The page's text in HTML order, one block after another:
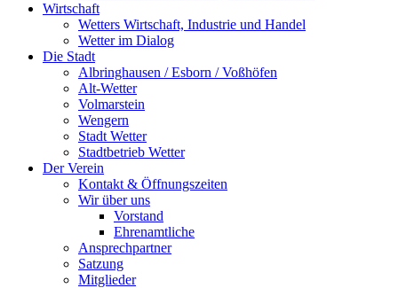
Wirtschaft
Wetters Wirtschaft, Industrie und Handel
Wetter im Dialog
Die Stadt
Albringhausen / Esborn / Voßhöfen
Alt-Wetter​
Volmarstein
Wengern
Stadt Wetter
Stadtbetrieb Wetter
Der Verein
Kontakt & Öffnungszeiten
Wir über uns
Vorstand
Ehrenamtliche
Ansprechpartner
Satzung
Mitglieder